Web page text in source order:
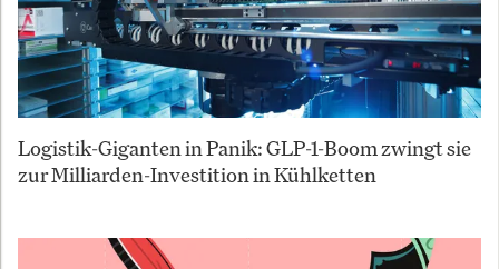
Logistik-Giganten in Panik: GLP-1-Boom zwingt sie
zur Milliarden-Investition in Kühlketten